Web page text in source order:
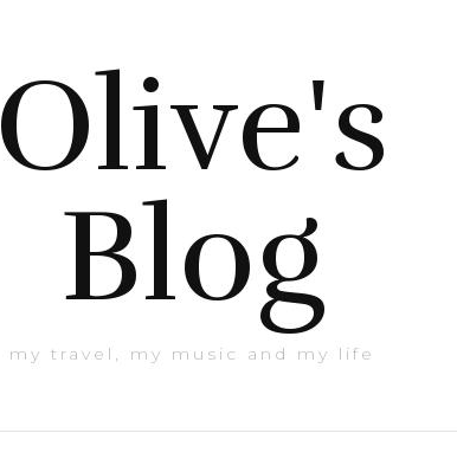
Olive's
Blog
my travel, my music and my life